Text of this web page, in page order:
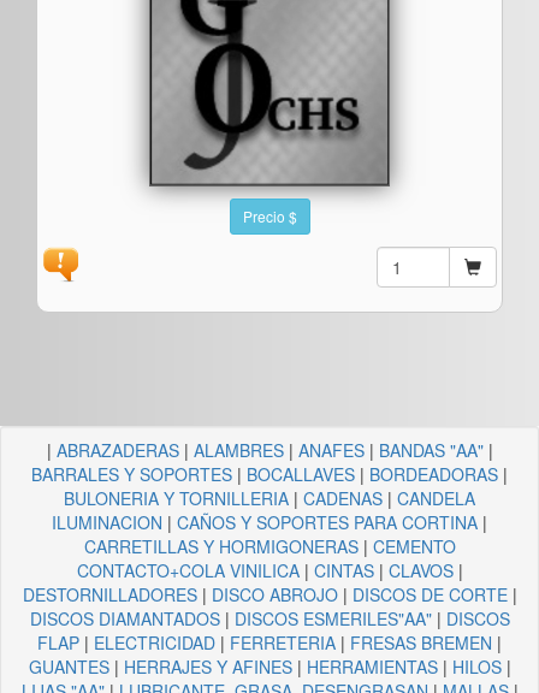
Precio $
| ABRAZADERAS| ALAMBRES| ANAFES| BANDAS "AA"|
BARRALES Y SOPORTES | BOCALLAVES | BORDEADORAS |
BULONERIA Y TORNILLERIA | CADENAS | CANDELA
ILUMINACION | CAÑOS Y SOPORTES PARA CORTINA |
CARRETILLAS Y HORMIGONERAS| CEMENTO
CONTACTO+COLA VINILICA| CINTAS| CLAVOS|
DESTORNILLADORES| DISCO ABROJO| DISCOS DE CORTE|
DISCOS DIAMANTADOS| DISCOS ESMERILES"AA"| DISCOS
FLAP | ELECTRICIDAD | FERRETERIA | FRESAS BREMEN |
GUANTES| HERRAJES Y AFINES| HERRAMIENTAS| HILOS|